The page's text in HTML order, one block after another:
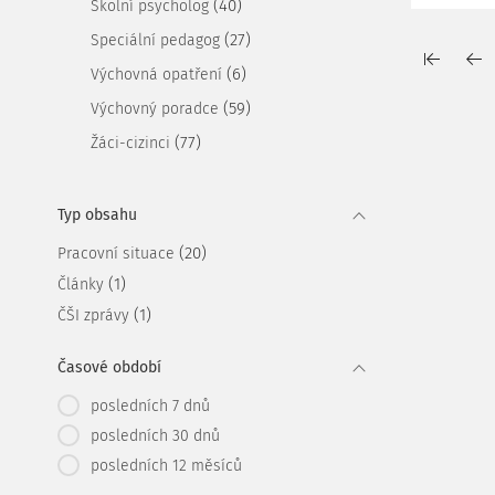
Školní psycholog (40)
Speciální pedagog (27)
Výchovná opatření (6)
Výchovný poradce (59)
Žáci-cizinci (77)
Typ obsahu
Pracovní situace (20)
Články (1)
ČŠI zprávy (1)
Časové období
posledních 7 dnů
posledních 30 dnů
posledních 12 měsíců